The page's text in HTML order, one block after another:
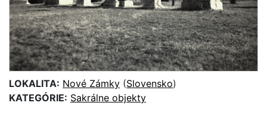
LOKALITA: Nové Zámky (Slovensko)
KATEGÓRIE: Sakrálne objekty